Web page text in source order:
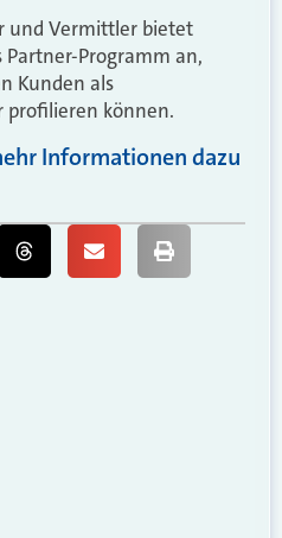
und Vermittler bietet
Programm an,
Kunden als
profilieren können.
Informationen dazu